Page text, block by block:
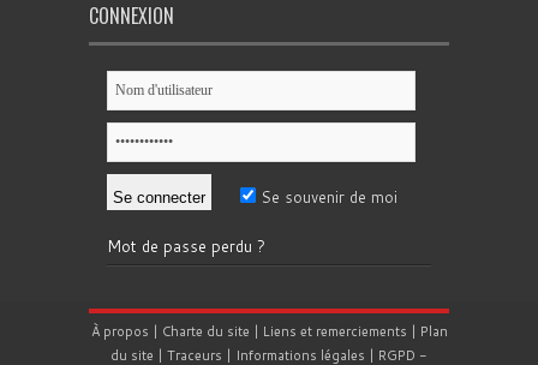
CONNEXION
Se souvenir de moi
Mot de passe perdu ?
À propos | Charte du site | Liens et remerciements | Plan
du site | Traceurs | Informations légales | RGPD -